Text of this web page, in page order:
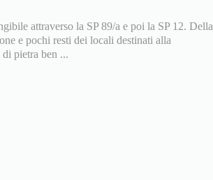
attraverso la SP 89/a e poi la SP 12. Della
e pochi resti dei locali destinati alla
pietra ben ...